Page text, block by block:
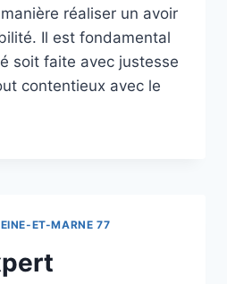
réaliser un avoir
Il est fondamental
soit faite avec justesse
contentieux avec le
ET-MARNE 77